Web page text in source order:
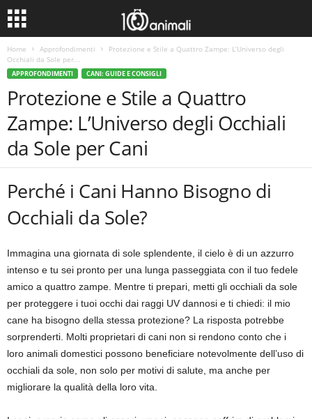
Home Approfondimenti
Protezione e Stile a Quattro Zampe: L’Universo degli
Occhiali da Sole per...
APPROFONDIMENTI CANI: GUIDE E CONSIGLI
Protezione e Stile a Quattro
Zampe: L’Universo degli Occhiali
da Sole per Cani
Perché i Cani Hanno Bisogno di
Occhiali da Sole?
Immagina una giornata di sole splendente, il cielo è di un azzurro
intenso e tu sei pronto per una lunga passeggiata con il tuo fedele
amico a quattro zampe. Mentre ti prepari, metti gli occhiali da sole
per proteggere i tuoi occhi dai raggi UV dannosi e ti chiedi: il mio
cane ha bisogno della stessa protezione? La risposta potrebbe
sorprenderti. Molti proprietari di cani non si rendono conto che i
loro animali domestici possono beneficiare notevolmente dell’uso di
occhiali da sole, non solo per motivi di salute, ma anche per
migliorare la qualità della loro vita.